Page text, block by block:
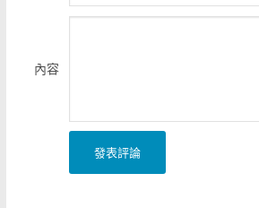
內容
發表評論